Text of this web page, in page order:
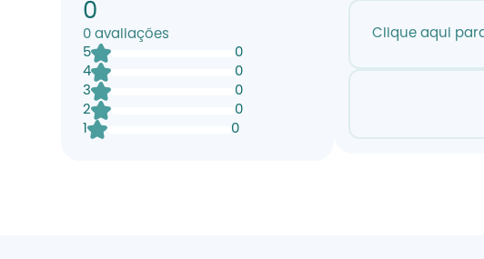
0
0 avaliações
5
0
4
0
3
0
2
0
1
0
Clique aqui